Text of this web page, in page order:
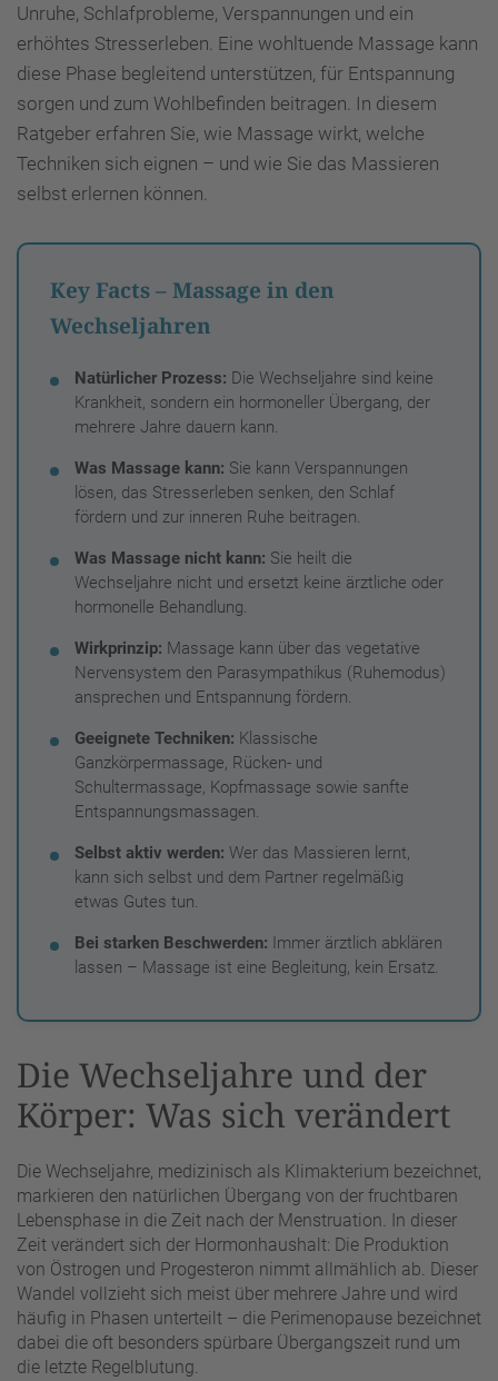
Unruhe, Schlafprobleme, Verspannungen und ein
erhöhtes Stresserleben. Eine wohltuende Massage kann
diese Phase begleitend unterstützen, für Entspannung
sorgen und zum Wohlbefinden beitragen. In diesem
Ratgeber erfahren Sie, wie Massage wirkt, welche
Techniken sich eignen – und wie Sie das Massieren
selbst erlernen können.
Key Facts – Massage in den
Wechseljahren
Natürlicher Prozess: Die Wechseljahre sind keine
Krankheit, sondern ein hormoneller Übergang, der
mehrere Jahre dauern kann.
Was Massage kann: Sie kann Verspannungen
lösen, das Stresserleben senken, den Schlaf
fördern und zur inneren Ruhe beitragen.
Was Massage nicht kann: Sie heilt die
Wechseljahre nicht und ersetzt keine ärztliche oder
hormonelle Behandlung.
Wirkprinzip: Massage kann über das vegetative
Nervensystem den Parasympathikus (Ruhemodus)
ansprechen und Entspannung fördern.
Geeignete Techniken: Klassische
Ganzkörpermassage, Rücken- und
Schultermassage, Kopfmassage sowie sanfte
Entspannungsmassagen.
Selbst aktiv werden: Wer das Massieren lernt,
kann sich selbst und dem Partner regelmäßig
etwas Gutes tun.
Bei starken Beschwerden: Immer ärztlich abklären
lassen – Massage ist eine Begleitung, kein Ersatz.
Die Wechseljahre und der
Körper: Was sich verändert
Die Wechseljahre, medizinisch als Klimakterium bezeichnet,
markieren den natürlichen Übergang von der fruchtbaren
Lebensphase in die Zeit nach der Menstruation. In dieser
Zeit verändert sich der Hormonhaushalt: Die Produktion
von Östrogen und Progesteron nimmt allmählich ab. Dieser
Wandel vollzieht sich meist über mehrere Jahre und wird
häufig in Phasen unterteilt – die Perimenopause bezeichnet
dabei die oft besonders spürbare Übergangszeit rund um
die letzte Regelblutung.